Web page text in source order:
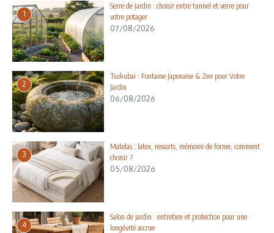
1
Serre de jardin : choisir entre tunnel et verre pour
votre potager
07/08/2026
2
Tsukubai : Fontaine Japonaise & Zen pour Votre
Jardin
06/08/2026
3
Matelas : latex, ressorts, mémoire de forme, comment
choisir ?
05/08/2026
4
Salon de jardin : entretien et protection pour une
longévité accrue